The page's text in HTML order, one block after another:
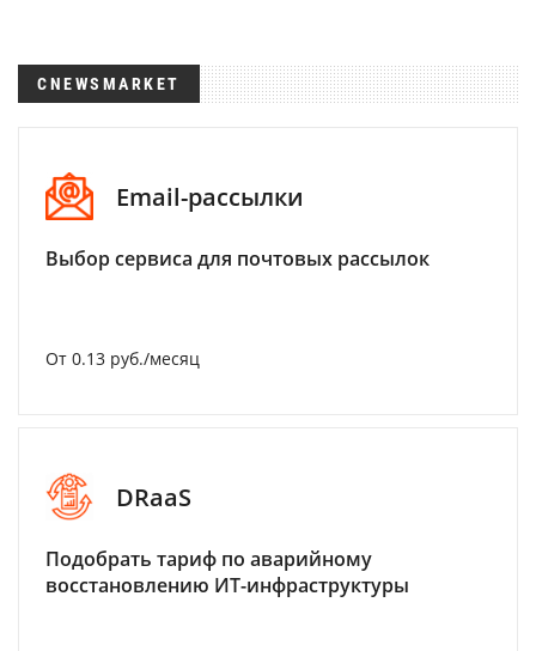
CNEWSMARKET
Email-рассылки
Выбор сервиса для почтовых рассылок
От 0.13 руб./месяц
DRaaS
Подобрать тариф по аварийному
восстановлению ИТ-инфраструктуры